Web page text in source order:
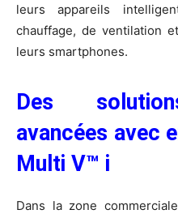
leurs appareils
chauffage, de ventilation
leurs smartphones.
Des
avancées avec
Multi V™ i
Dans la zone